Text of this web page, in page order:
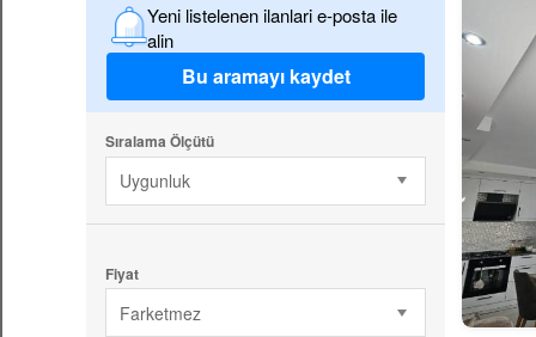
Yeni listelenen ilanlari e-posta ile
alin
Bu aramayı kaydet
Sıralama Ölçütü
Uygunluk
Fiyat
Farketmez